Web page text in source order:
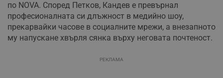
по NOVA. Според Петков, Кандев е превърнал
професионалната си длъжност в медийно шоу,
прекарвайки часове в социалните мрежи, а внезапното
му напускане хвърля сянка върху неговата почтеност.
РЕКЛАМА